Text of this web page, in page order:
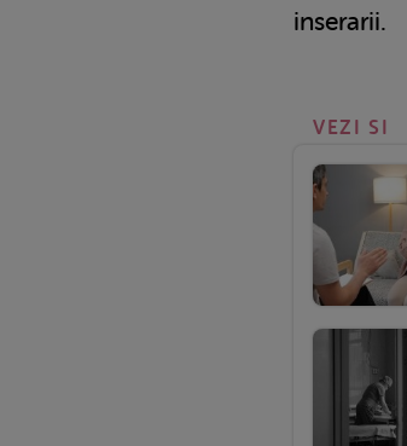
inserarii.
VEZI SI